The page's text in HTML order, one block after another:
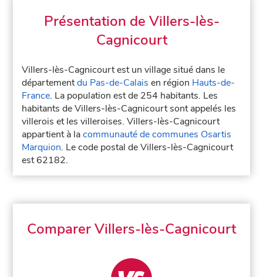
Présentation de Villers-lès-
Cagnicourt
Villers-lès-Cagnicourt est un village situé dans le
départementdu Pas-de-Calais en région Hauts-de-
France. La population est de 254 habitants. Les
habitants de Villers-lès-Cagnicourt sont appelés les
villerois et les villeroises. Villers-lès-Cagnicourt
appartient à lacommunauté de communes Osartis
Marquion. Le code postal de Villers-lès-Cagnicourt
est 62182.
Comparer Villers-lès-Cagnicourt